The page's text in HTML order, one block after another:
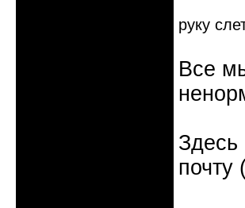
руку
Все
почту